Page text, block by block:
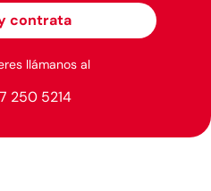
contrata
llámanos al
250 5214